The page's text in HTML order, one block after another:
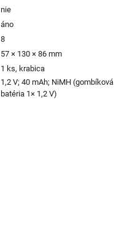
nie
áno
8
57 × 130 × 86 mm
1 ks, krabica
1,2 V; 40 mAh; NiMH (gombíková
batéria 1× 1,2 V)